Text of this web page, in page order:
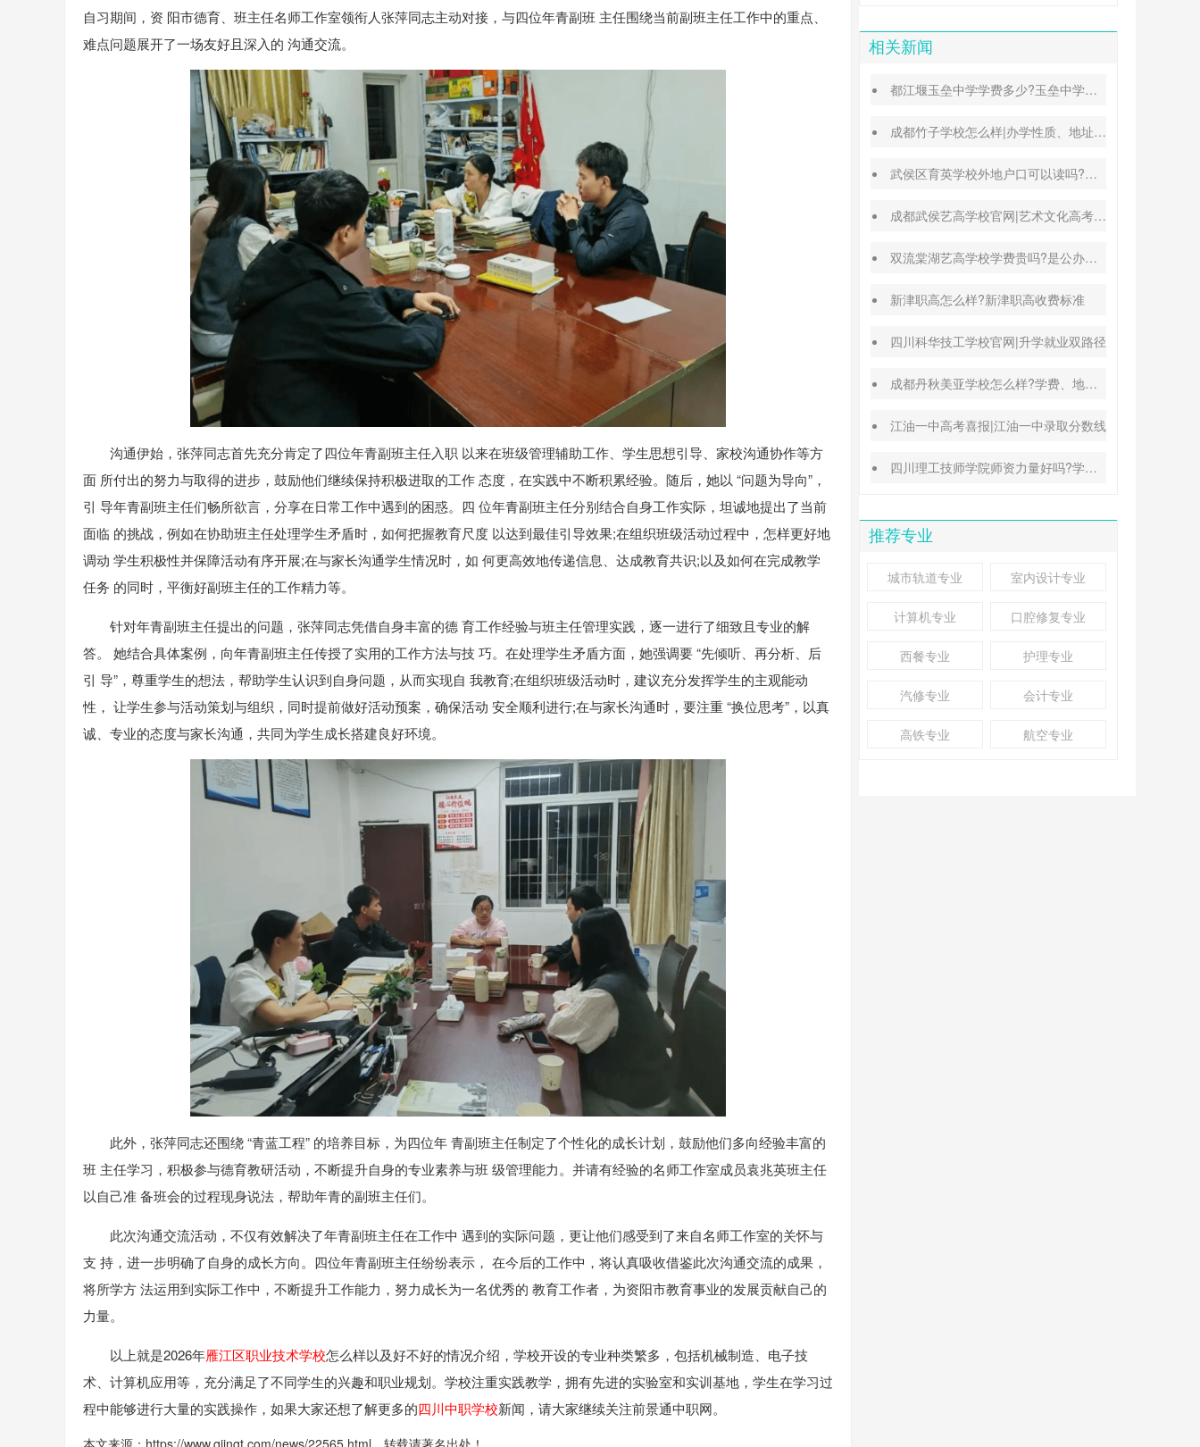
自习期间，资 阳市德育、班主任名师工作室领衔人张萍同志主动对接，与四位年青副班 主任围绕当前副班主任工作中的重点、
难点问题展开了一场友好且深入的 沟通交流。
沟通伊始，张萍同志首先充分肯定了四位年青副班主任入职 以来在班级管理辅助工作、学生思想引导、家校沟通协作等方
面 所付出的努力与取得的进步，鼓励他们继续保持积极进取的工作 态度，在实践中不断积累经验。随后，她以 “问题为导向”，
引 导年青副班主任们畅所欲言，分享在日常工作中遇到的困惑。四 位年青副班主任分别结合自身工作实际，坦诚地提出了当前
面临 的挑战，例如在协助班主任处理学生矛盾时，如何把握教育尺度 以达到最佳引导效果;在组织班级活动过程中，怎样更好地
调动 学生积极性并保障活动有序开展;在与家长沟通学生情况时，如 何更高效地传递信息、达成教育共识;以及如何在完成教学
任务 的同时，平衡好副班主任的工作精力等。
针对年青副班主任提出的问题，张萍同志凭借自身丰富的德 育工作经验与班主任管理实践，逐一进行了细致且专业的解
答。 她结合具体案例，向年青副班主任传授了实用的工作方法与技 巧。在处理学生矛盾方面，她强调要 “先倾听、再分析、后
引 导”，尊重学生的想法，帮助学生认识到自身问题，从而实现自 我教育;在组织班级活动时，建议充分发挥学生的主观能动
性， 让学生参与活动策划与组织，同时提前做好活动预案，确保活动 安全顺利进行;在与家长沟通时，要注重 “换位思考”，以真
诚、专业的态度与家长沟通，共同为学生成长搭建良好环境。
此外，张萍同志还围绕 “青蓝工程” 的培养目标，为四位年 青副班主任制定了个性化的成长计划，鼓励他们多向经验丰富的
班 主任学习，积极参与德育教研活动，不断提升自身的专业素养与班 级管理能力。并请有经验的名师工作室成员袁兆英班主任
以自己准 备班会的过程现身说法，帮助年青的副班主任们。
此次沟通交流活动，不仅有效解决了年青副班主任在工作中 遇到的实际问题，更让他们感受到了来自名师工作室的关怀与
支 持，进一步明确了自身的成长方向。四位年青副班主任纷纷表示， 在今后的工作中，将认真吸收借鉴此次沟通交流的成果，
将所学方 法运用到实际工作中，不断提升工作能力，努力成长为一名优秀的 教育工作者，为资阳市教育事业的发展贡献自己的
力量。
以上就是2026年雁江区职业技术学校怎么样以及好不好的情况介绍，学校开设的专业种类繁多，包括机械制造、电子技
术、计算机应用等，充分满足了不同学生的兴趣和职业规划。学校注重实践教学，拥有先进的实验室和实训基地，学生在学习过
程中能够进行大量的实践操作，如果大家还想了解更多的四川中职学校新闻，请大家继续关注前景通中职网。
本文来源：https://www.qjingt.com/news/22565.html，转载请著名出处！
相关新闻
都江堰玉垒中学学费多少?玉垒中学录取分数线
成都竹子学校怎么样|办学性质、地址、学费汇总
武侯区育英学校外地户口可以读吗?转学插班条件
成都武侯艺高学校官网|艺术文化高考班能高考吗
双流棠湖艺高学校学费贵吗?是公办还是民办
新津职高怎么样?新津职高收费标准
四川科华技工学校官网|升学就业双路径
成都丹秋美亚学校怎么样?学费、地址、办学特色汇总
江油一中高考喜报|江油一中录取分数线
四川理工技师学院师资力量好吗?学校地址在哪里
推荐专业
城市轨道专业 室内设计专业
计算机专业 口腔修复专业
西餐专业 护理专业
汽修专业 会计专业
高铁专业 航空专业